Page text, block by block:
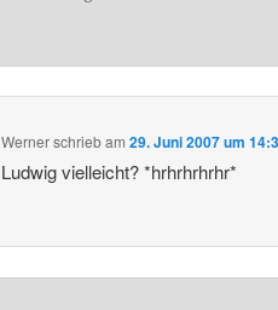
Wernerschriebam29. Juni 2007 um
Ludwig vielleicht? *hrhrhrhrhr*